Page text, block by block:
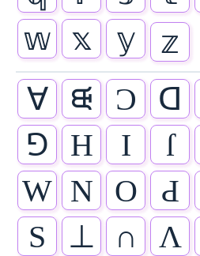
𝕨 𝕩 𝕪
𝕫
∀
ᙠ Ɔ ᗡ
⅁
H I ſ
W N O Ԁ
S
⊥ ∩ Λ